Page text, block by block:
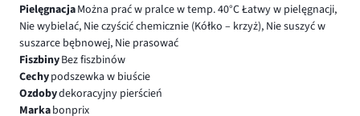
PielęgnacjaMożna prać w pralce w temp. 40°C Łatwy w pielęgnacji,
Nie wybielać, Nie czyścić chemicznie (Kółko – krzyż), Nie suszyć w
suszarce bębnowej, Nie prasować
FiszbinyBez fiszbinów
Cechypodszewka w biuście
Ozdobydekoracyjny pierścień
Markabonprix